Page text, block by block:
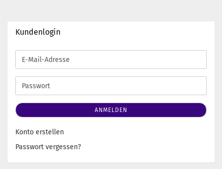
Kundenlogin
E-
Mail-
Adresse
Passwort
ANMELDEN
Konto erstellen
Passwort vergessen?